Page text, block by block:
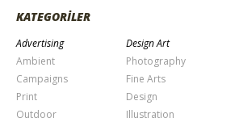
KATEGORİLER
Advertising
Ambient
Campaigns
Print
Outdoor
Design Art
Photography
Fine Arts
Design
Illustration